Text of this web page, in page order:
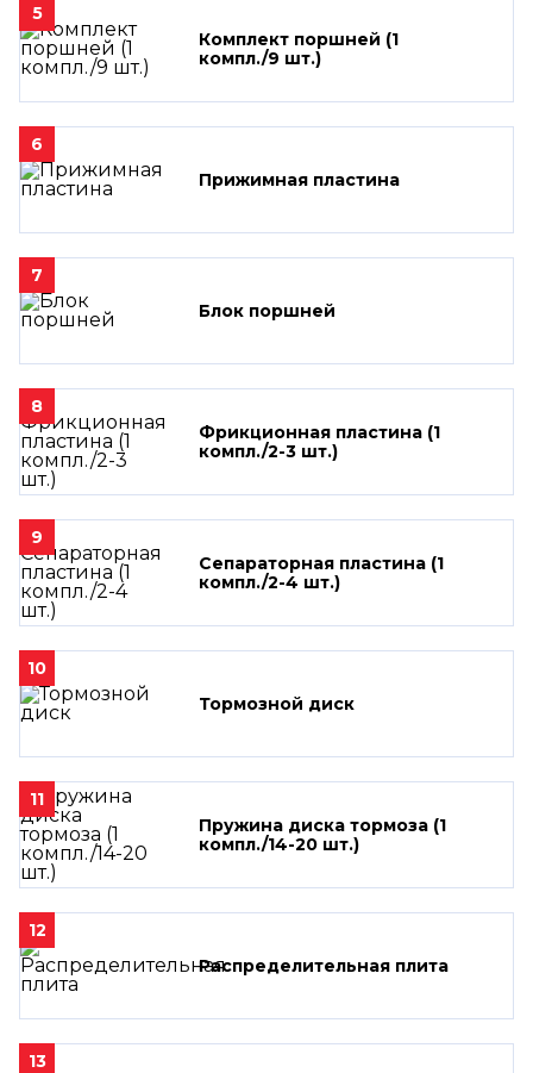
5
Комплект поршней (1
компл./9 шт.)
6
Прижимная пластина
7
Блок поршней
8
Фрикционная пластина (1
компл./2-3 шт.)
9
Сепараторная пластина (1
компл./2-4 шт.)
10
Тормозной диск
11
Пружина диска тормоза (1
компл./14-20 шт.)
12
Распределительная плита
13